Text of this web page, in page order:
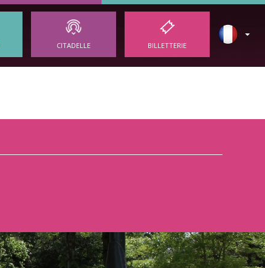
CITADELLE BILLETTERIE